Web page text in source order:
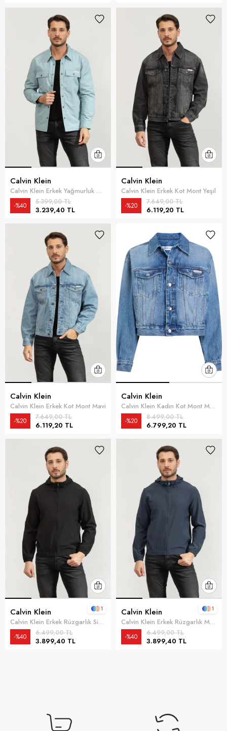
Calvin Klein
Calvin Klein Erkek Yağmurluk Mavi
3.239,40 TL
5.399,00 TL
%40
Calvin Klein
Calvin Klein Erkek Kot Mont Yeşil
6.119,20 TL
7.649,00 TL
%20
Calvin Klein
Calvin Klein Erkek Kot Mont Mavi
6.119,20 TL
7.649,00 TL
%20
Calvin Klein
Calvin Klein Kadın Kot Mont Mavi
6.799,20 TL
8.499,00 TL
%20
Calvin Klein
Calvin Klein Erkek Rüzgarlık Siyah
3.899,40 TL
6.499,00 TL
%40
1 Calvin Klein
Calvin Klein Erkek Rüzgarlık Mavi
3.899,40 TL
6.499,00 TL
%40
1